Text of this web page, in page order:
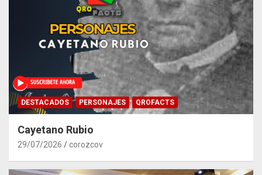
DESTACADOS PERSONAJES QROFACTS
Cayetano Rubio
29/07/2026 corozcov